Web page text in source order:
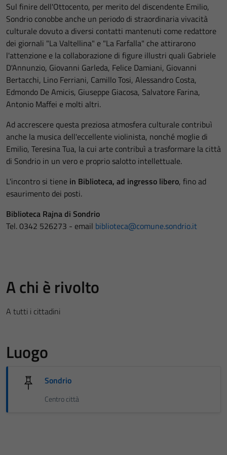
Sul finire dell'Ottocento, per merito del discendente Emilio,
Sondrio conobbe anche un periodo di straordinaria vivacità
culturale dovuto a diversi contatti mantenuti come redattore
dei giornali "La Valtellina" e "La Farfalla" che attirarono
l'attenzione e la collaborazione di figure illustri quali Gabriele
D'Annunzio, Giovanni Garleda, Felice Damiani, Giovanni
Bertacchi, Lino Ferriani, Camillo Tosi, Alessandro Costa,
Edmondo De Amicis, Giuseppe Giacosa, Salvatore Farina,
Antonio Maffei e molti altri.
Ad accrescere questa preziosa atmosfera culturale contribuì
anche la musica dell'eccellente violinista, nonché moglie di
Emilio, Teresina Tua, la cui arte contribuì a trasformare la città
di Sondrio in un vero e proprio salotto intellettuale.
L'incontro si tiene in Biblioteca, ad ingresso libero, fino ad
esaurimento dei posti.
Biblioteca Rajna di Sondrio
Tel. 0342 526273 - email biblioteca@comune.sondrio.it
A chi è rivolto
A tutti i cittadini
Luogo
Sondrio
Centro città